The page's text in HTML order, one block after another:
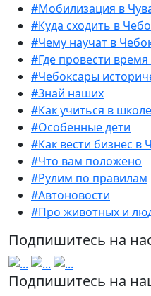
#Мобилизация в
#Куда сходить в
#Чему научат в
#Где провести
#Чебоксары
#Знай наших
#Как учиться в школе
#Особенные дети
#Как вести бизнес в
#Что вам положено
#Рулим по правилам
#Автоновости
#Про животных и
Подпишитесь на
Подпишитесь на